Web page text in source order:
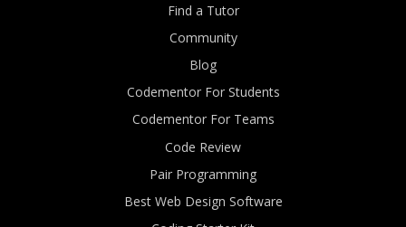
Find a Tutor
Community
Blog
Codementor For Students
Codementor For Teams
Code Review
Pair Programming
Best Web Design Software